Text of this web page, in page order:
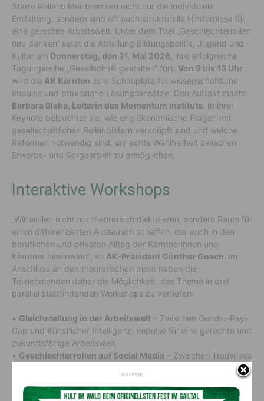
Starre Rollenbilder bremsen nicht nur die individuelle
Entfaltung, sondern sind oft auch strukturelle Hindernisse für
eine gerechte Arbeitswelt. Unter dem Titel „Geschlechterrollen
neu denken“ setzt die Abteilung Bildungspolitik, Jugend und
Kultur am Donnerstag, den 21. Mai 2026, ihre erfolgreiche
Tagungsreihe „Gesellschaft gestalten“ fort. Von 9 bis 13 Uhr
wird die AK Kärnten zum Schauplatz für wissenschaftliche
Impulse und praxisnahe Lösungsansätze. Den Auftakt macht
Barbara Blaha Leiterin des Momentum Instituts. In ihrer
Keynote beleuchtet sie, wie eng ökonomische Fragen mit
gesellschaftlichen Rollenbildern verknüpft sind und welche
Reformen notwendig sind, um echte Wahlfreiheit zwischen
Erwerbs- und Sorgearbeit zu ermöglichen.
Interaktive Workshops
„Wir wollen nicht nur theoretisch diskutieren, sondern Raum für
einen differenzierten Austausch schaffen, der auch in den
beruflichen und privaten Alltag der Kärntnerinnen und
Kärntner hineinwirkt“, so AK-Präsident Günther Goach. Im
Anschluss an den theoretischen Input haben die
Teilnehmenden daher die Möglichkeit, das Thema in drei
parallel stattfindenden Workshops zu vertiefen:
• Gleichstellung in der Arbeitswelt – Zwischen Gender-Pay-
Gap und Künstlicher Intelligenz: Impulse für eine gerechte und
zukunftsfähige Arbeitswelt.
• Geschlechterrollen auf Social Media – Zwischen Tradwives
Was steckt hinter diesen Trends und welche
Folgen haben sie für die Gesellschaft?
Geschlechterbilder im Wandel:Alltägliche Stereotype
Anzeige